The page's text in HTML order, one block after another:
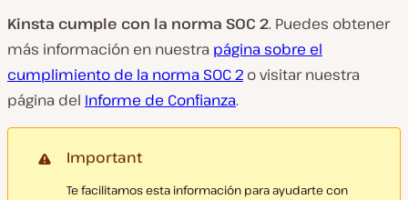
Kinsta cumple con la norma SOC 2. Puedes obtener
más información en nuestra página sobre el
cumplimiento de la norma SOC 2 o visitar nuestra
página del Informe de Confianza.
Important
Te facilitamos esta información para ayudarte con